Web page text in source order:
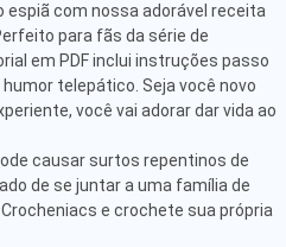
espiã com nossa adorável receita
para fãs da série de
em PDF inclui instruções passo
telepático. Seja você novo
você vai adorar dar vida ao
causar surtos repentinos de
de se juntar a uma família de
e crochete sua própria